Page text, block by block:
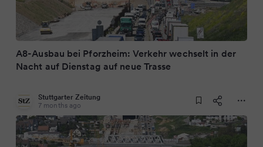
A8-Ausbau bei Pforzheim: Verkehr wechselt in der
Nacht auf Dienstag auf neue Trasse
Stuttgarter Zeitung
7 months ago